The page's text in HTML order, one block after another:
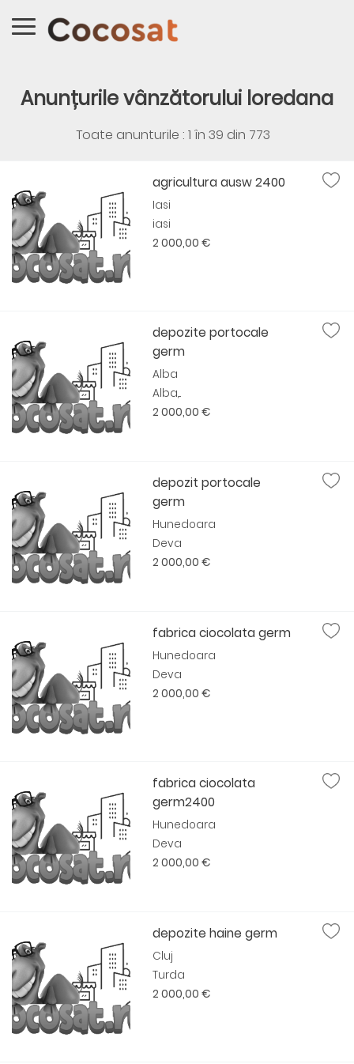
Anunțurile vânzătorului loredana
Toate anunturile : 1 în 39 din 773
agricultura ausw 2400
Iasi
iasi
2 000,00 €
depozite portocale
germ
Alba
Alba,...
2 000,00 €
depozit portocale
germ
Hunedoara
Deva
2 000,00 €
fabrica ciocolata germ
Hunedoara
Deva
2 000,00 €
fabrica ciocolata
germ2400
Hunedoara
Deva
2 000,00 €
depozite haine germ
Cluj
Turda
2 000,00 €